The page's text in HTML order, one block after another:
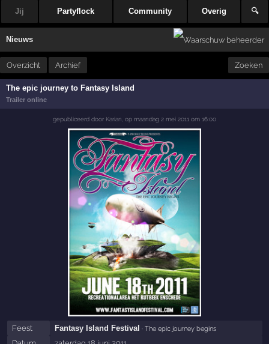
Jij Partyflock Community Overig 🔍
Nieuws
Overzicht Archief Zoeken
The epic journey to Fantasy Island
Trailer online
gepubliceerd door Karian op maandag 2 mei 2011 om 16:00
Feest Fantasy Island Festival · The epic journey begins